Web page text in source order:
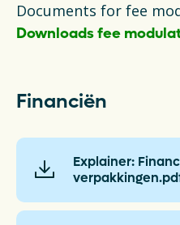
Documents for fee
Downloads fee
Financiën
Explainer: